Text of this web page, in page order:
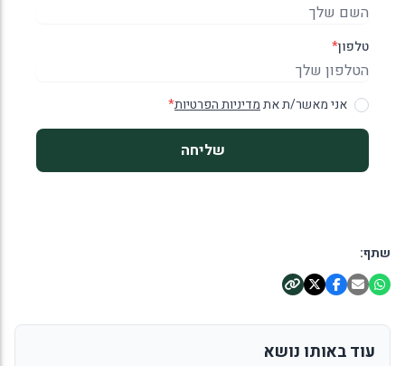
טלפון*
אני מאשר/ת אתמדיניות הפרטיות*
שליחה
שתף:
עוד באותו נושא